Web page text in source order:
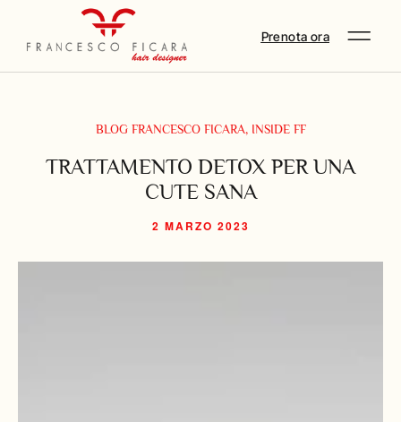
Prenota ora
BLOG FRANCESCO FICARA, INSIDE FF
TRATTAMENTO DETOX PER UNA
CUTE SANA
2 MARZO 2023